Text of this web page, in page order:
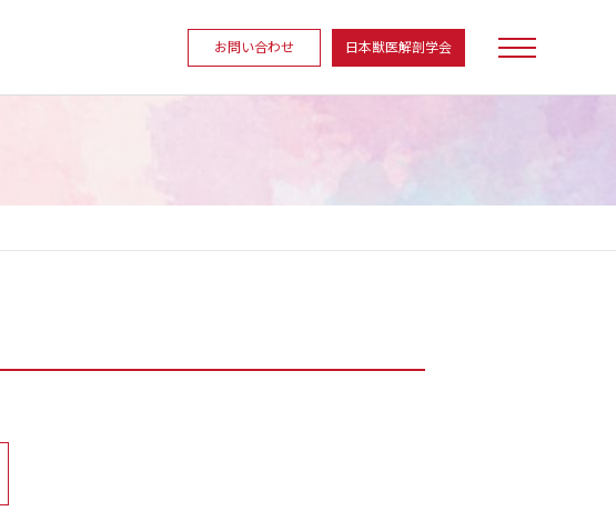
お問い合わせ 日本獣医解剖学会